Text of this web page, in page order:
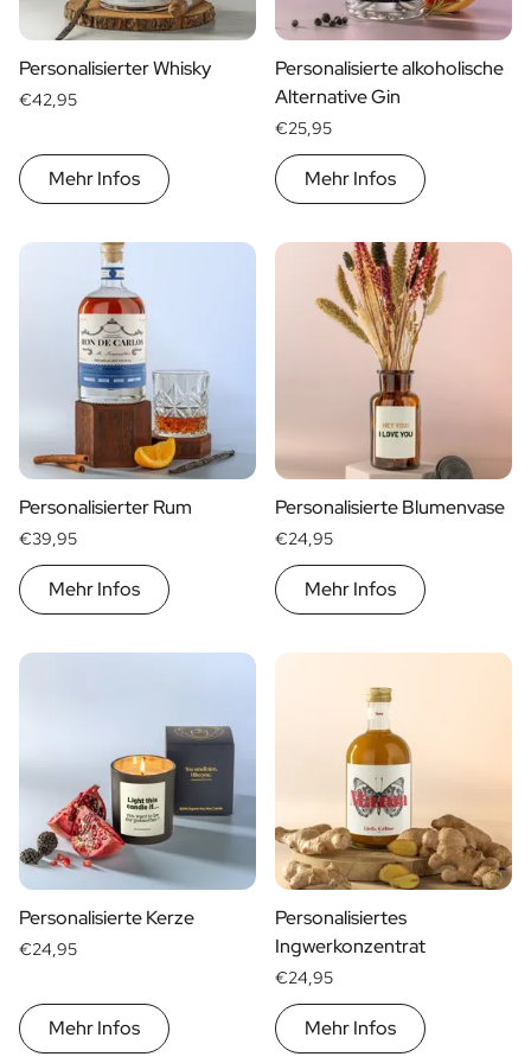
Geschenk für Ihn
Geschenk für Mama
Geschenk für Papa
Werbegeschenke
Private-Label-Spirituosen
Uber Uns
Blog
Personalisierter Whisky
€42,95
Mehr Infos
Personalisierte alkoholische
Alternative Gin
€25,95
Mehr Infos
Personalisierter Rum
€39,95
Mehr Infos
Personalisierte Blumenvase
€24,95
Mehr Infos
Personalisierte Kerze
€24,95
Mehr Infos
Personalisiertes
Ingwerkonzentrat
€24,95
Mehr Infos